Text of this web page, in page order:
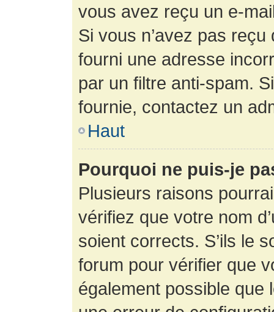
vous avez reçu un e-
Si vous n’avez pas
fourni une adresse
par un filtre anti-spam.
fournie, contactez un
Haut
Pourquoi ne puis-je
Plusieurs raisons
vérifiez que votre nom
soient corrects. S’ils le
forum pour vérifier que
également possible que